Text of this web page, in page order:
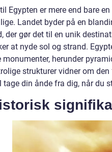
Egypten er mere end bare
Landet byder på en
der gør det til en unik
at nyde sol og strand.
monumenter, herunder
strukturer vidner om
tage din ånde fra dig, når du